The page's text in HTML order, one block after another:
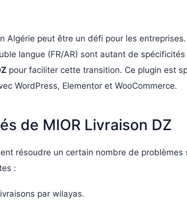
Algérie peut être un défi pour les
langue (FR/AR) sont autant de
pour faciliter cette transition. Ce plugin est
WordPress, Elementor et WooCommerce.
de MIOR Livraison DZ
résoudre un certain nombre de
:
par wilayas.